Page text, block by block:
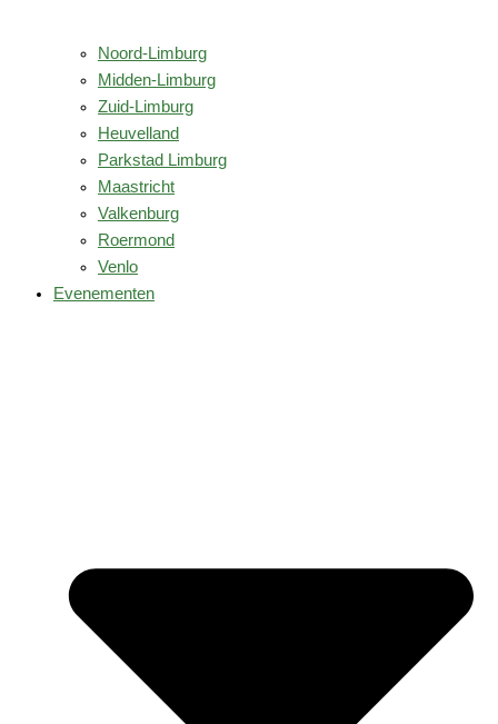
Noord-Limburg
Midden-Limburg
Zuid-Limburg
Heuvelland
Parkstad Limburg
Maastricht
Valkenburg
Roermond
Venlo
Evenementen